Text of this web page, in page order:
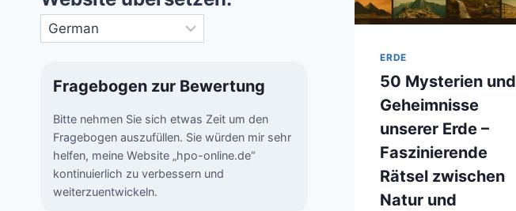
ERDE
50 Mysterien und
Geheimnisse
unserer Erde –
Faszinierende
Rätsel zwischen
Natur und
Fragebogen zur Bewertung
Bitte nehmen Sie sich etwas Zeit um den
Fragebogen auszufüllen. Sie würden mir sehr
helfen, meine Website „hpo-online.de“
kontinuierlich zu verbessern und
weiterzuentwickeln.